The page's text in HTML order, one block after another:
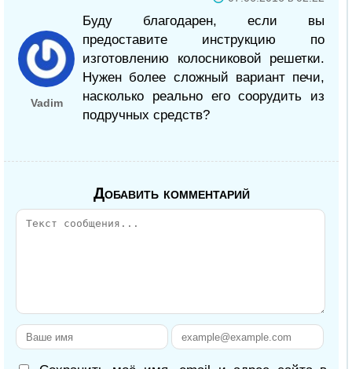
Vadim
Буду благодарен, если вы
предоставите инструкцию по
изготовлению колосниковой решетки.
Нужен более сложный вариант печи,
насколько реально его соорудить из
подручных средств?
Добавить комментарий